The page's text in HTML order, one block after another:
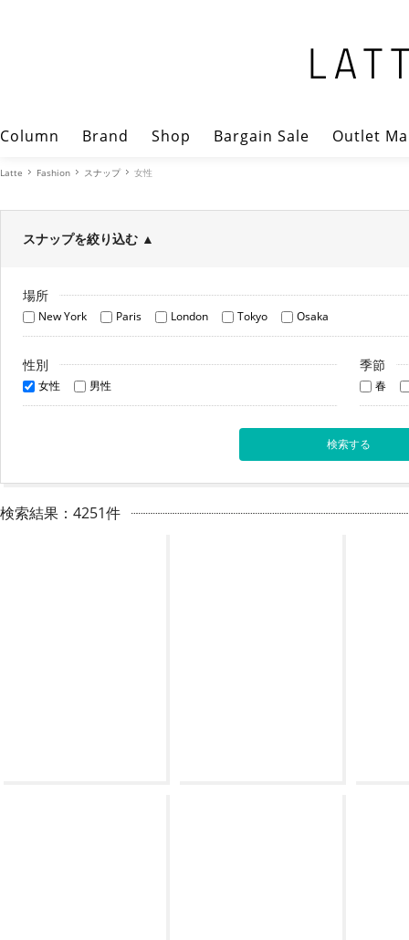
Column Brand Shop Bargain Sale Outlet
Latte Fashion スナップ 女性
スナップを絞り込む ▲
場所
New York Paris London Tokyo Osaka
性別
女性 男性
季節
春
検索結果：4251件